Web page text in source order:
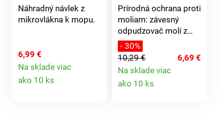
Náhradný návlek z
mikrovlákna k mopu.
6,99 €
Na sklade viac
ako 10 ks
Prírodná ochrana proti
moliam: závesný
odpudzovač molí z
cédrového dreva do
Vášho šatníka. Vôňa
červeného cédru mole
odpudzuje a chráni
Vaše oblečenie.
- 30%
10,29 €
6,69 €
Na sklade viac
ako 10 ks